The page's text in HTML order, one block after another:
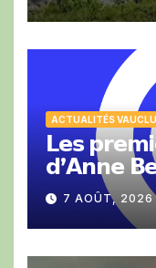
ACTUALITÉS
𝗟𝗲𝘀
𝗱’𝗔𝗻𝗻𝗲
𝗩𝗮𝘂𝗰𝗹𝘂𝘀𝗲.
7 AOÛT, 2026